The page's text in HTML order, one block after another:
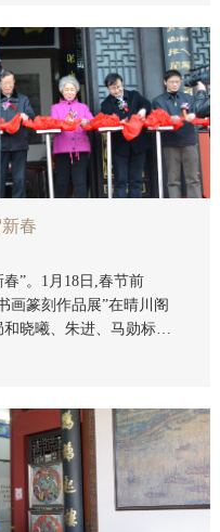
女儿们精心筹备挑选。展
包括潘振武将军书法作
写的书法等艺术作品，
生活的真实写照。观众
春
篆刻作品展”在晴川阁
晓曦、朱进、马勋标等
兴、武汉书法家协会副
学术研究，是名副其实
艺美术大师、湖北省文
招